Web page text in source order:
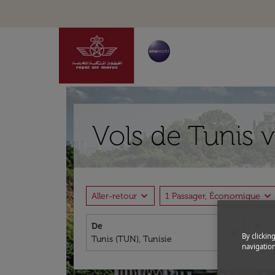
Vols de Tunis
Aller-retour expand_more 1 Passager, Économique expand_more
De
By